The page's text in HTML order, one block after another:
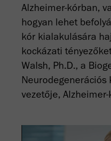
Alzheimer-kórban,
hogyan lehet
kór kialakulására
kockázati
Walsh, Ph.D., a
Neurodegenerációs
vezetője,